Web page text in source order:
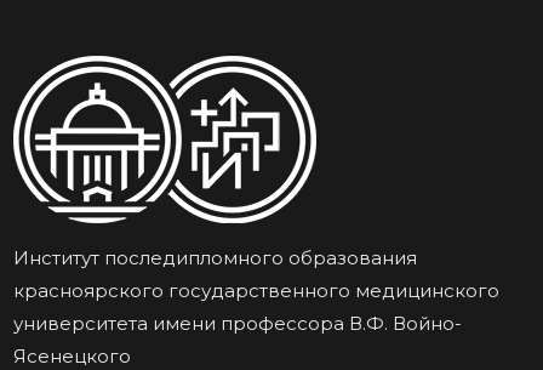
Институт последипломного образования
красноярского государственного медицинского
университета имени профессора В.Ф. Войно-
Ясенецкого